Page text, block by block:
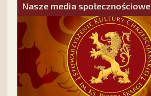
Nasze media społecznościowe